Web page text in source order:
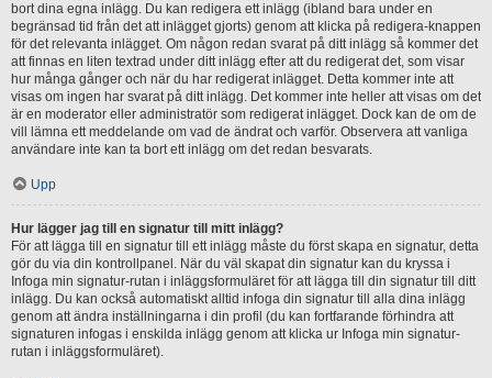
bort dina egna inlägg. Du kan redigera ett inlägg (ibland bara under en
begränsad tid från det att inlägget gjorts) genom att klicka på redigera-knappen
för det relevanta inlägget. Om någon redan svarat på ditt inlägg så kommer det
att finnas en liten textrad under ditt inlägg efter att du redigerat det, som visar
hur många gånger och när du har redigerat inlägget. Detta kommer inte att
visas om ingen har svarat på ditt inlägg. Det kommer inte heller att visas om det
är en moderator eller administratör som redigerat inlägget. Dock kan de om de
vill lämna ett meddelande om vad de ändrat och varför. Observera att vanliga
användare inte kan ta bort ett inlägg om det redan besvarats.
Upp
Hur lägger jag till en signatur till mitt inlägg?
För att lägga till en signatur till ett inlägg måste du först skapa en signatur, detta
gör du via din kontrollpanel. När du väl skapat din signatur kan du kryssa i
Infoga min signatur-rutan i inläggsformuläret för att lägga till din signatur till ditt
inlägg. Du kan också automatiskt alltid infoga din signatur till alla dina inlägg
genom att ändra inställningarna i din profil (du kan fortfarande förhindra att
signaturen infogas i enskilda inlägg genom att klicka ur Infoga min signatur-
rutan i inläggsformuläret).